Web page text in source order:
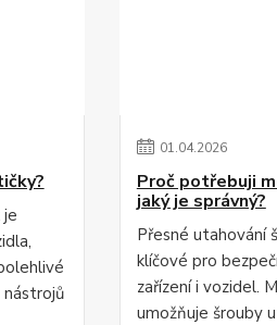
nástrojů
01.04.2026
Proč potřebuji
jaký je správný?
Přesné utahování
klíčové pro
zařízení i vozidel.
umožňuje šrouby